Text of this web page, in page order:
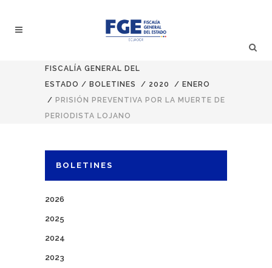
FISCALÍA GENERAL DEL
ESTADO / BOLETINES / 2020 / ENERO
/ PRISIÓN PREVENTIVA POR LA MUERTE DE
PERIODISTA LOJANO
BOLETINES
2026
2025
2024
2023